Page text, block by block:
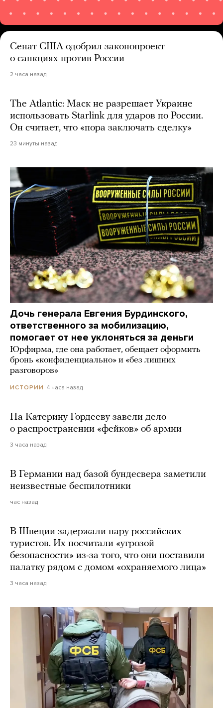
Сенат США одобрил законопроект
о санкциях против России
2 часа назад
The Atlantic: Маск не разрешает Украине
использовать Starlink для ударов по России.
Он считает, что «пора заключать сделку»
23 минуты назад
Дочь генерала Евгения Бурдинского,
ответственного за мобилизацию,
помогает от нее уклоняться за деньги
Юрфирма, где она работает, обещает оформить
бронь «конфиденциально» и «без лишних
разговоров»
ИСТОРИИ 4 часа назад
На Катерину Гордееву завели дело
о распространении «фейков» об армии
3 часа назад
В Германии над базой бундесвера заметили
неизвестные беспилотники
час назад
В Швеции задержали пару российских
туристов. Их посчитали «угрозой
безопасности» из-за того, что они поставили
палатку рядом с домом «охраняемого лица»
3 часа назад